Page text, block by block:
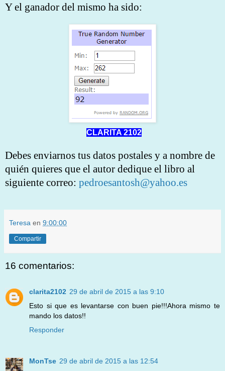
Y el ganador del mismo ha sido:
CLARITA 2102
Debes enviarnos tus datos postales y a nombre de
quién quieres que el autor dedique el libro al
siguiente correo: pedroesantosh@yahoo.es
Teresa en 9:00:00
Compartir
16 comentarios:
clarita2102 29 de abril de 2015 a las 9:10
Esto si que es levantarse con buen pie!!!Ahora mismo te
mando los datos!!
Responder
MonTse 29 de abril de 2015 a las 12:54